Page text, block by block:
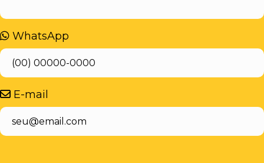
WhatsApp
E-mail